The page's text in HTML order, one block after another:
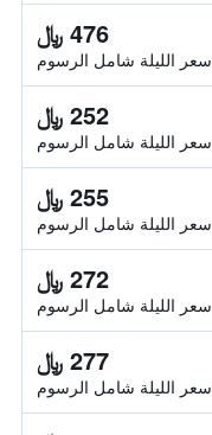
476 ﷼
سعر الليلة شامل الرسوم
252 ﷼
سعر الليلة شامل الرسوم
255 ﷼
سعر الليلة شامل الرسوم
272 ﷼
سعر الليلة شامل الرسوم
277 ﷼
سعر الليلة شامل الرسوم